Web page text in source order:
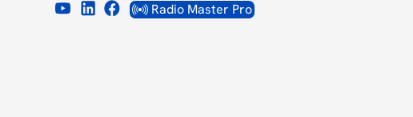
Radio Master Pro